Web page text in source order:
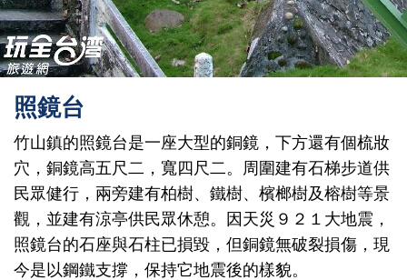
照鏡台
竹山鎮的照鏡台是一座大型的銅鏡，下方還有個梳妝
穴，銅鏡高五尺二，寬四尺二。周圍建有石梯步道供
民眾健行，兩旁建有柏樹、鐵樹、檳榔樹及榕樹等景
觀，並建有涼亭供民眾休憩。因天災９２１大地震，
照鏡台的石座與石柱已損毀，但銅鏡無破裂損傷，現
今是以鋼鐵支撐，保持它地震後的樣貌。